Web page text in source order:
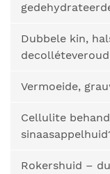
Dubbele kin,
Vermoeide,
Cellulite
Rokershuid –